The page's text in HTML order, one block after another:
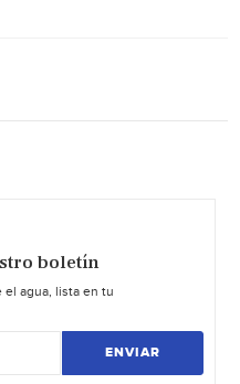
boletín
el agua, lista en tu
ENVIAR